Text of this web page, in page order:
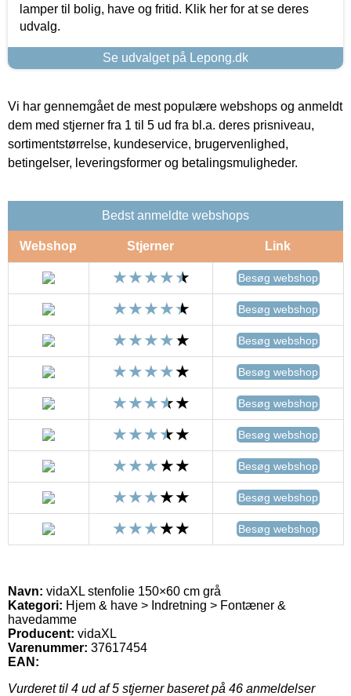
lamper til bolig, have og fritid. Klik her for at se deres
udvalg.
Se udvalget på Lepong.dk
Vi har gennemgået de mest populære webshops og anmeldt
dem med stjerner fra 1 til 5 ud fra bl.a. deres prisniveau,
sortimentstørrelse, kundeservice, brugervenlighed,
betingelser, leveringsformer og betalingsmuligheder.
Bedst anmeldte webshops
Webshop Stjerner Link
Besøg webshop
Besøg webshop
Besøg webshop
Besøg webshop
Besøg webshop
Besøg webshop
Besøg webshop
Besøg webshop
Besøg webshop
Navn: vidaXL stenfolie 150×60 cm grå
Kategori: Hjem & have > Indretning > Fontæner &
havedamme
Producent: vidaXL
Varenummer: 37617454
EAN:
Vurderet til 4 ud af 5 stjerner baseret på 46 anmeldelser